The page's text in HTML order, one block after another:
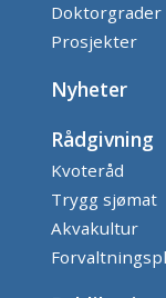
Doktorgrader
Prosjekter
Nyheter
Rådgivning
Kvoteråd
Trygg sjømat
Akvakultur